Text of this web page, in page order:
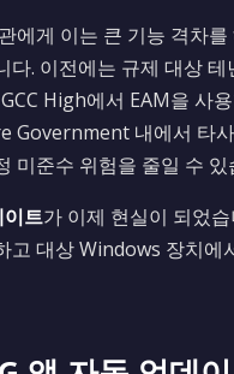
에게 이는 큰 기능 격차
다. 이전에는 규제 대상
High에서 EAM을 사
Government 내에서 타
미준수 위험을 줄일 수 있
이트가 이제 현실이 되었
고 대상 Windows 장치